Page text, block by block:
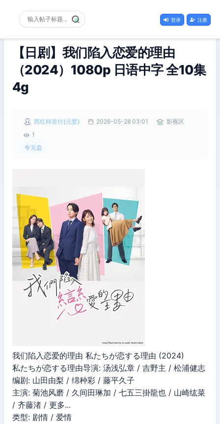
登录 注册
【日剧】我们陷入恋爱的理由
（2024）1080p 日语中字 全10集
4g
西红柿首付(元婴) 2026-05-28 03:01
影视区
1
夸克盘
我们陷入恋爱的理由 私たちが恋する理由 (2024)
私たちが恋する理由导演: 汤浅弘章 / 吉野主 / 松浦健志
编剧: 山田由梨 / 绵种彩 / 藤平久子
主演: 菊池风磨 / 久间田琳加 / 七五三掛龍也 / 山崎纮菜
/ 齐藤渚 / 更多...
类型: 剧情 / 爱情